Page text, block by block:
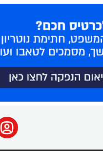
ﱐ